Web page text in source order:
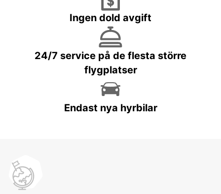
Ingen dold avgift
24/7 service på de flesta större
flygplatser
Endast nya hyrbilar